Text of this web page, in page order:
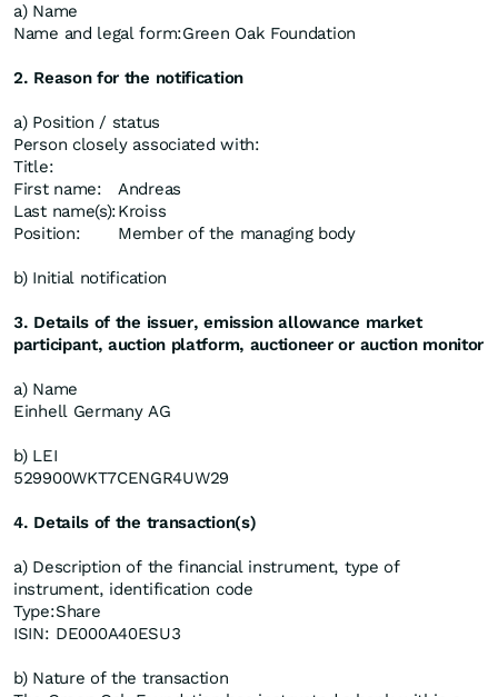
a) Name
Name and legal form:Green Oak Foundation
2. Reason for the notification
a) Position / status
Person closely associated with:
Title:
First name:
Andreas
Last name(s):Kroiss
Position:
Member of the managing body
b) Initial notification
3. Details of the issuer, emission allowance market
participant, auction platform, auctioneer or auction monitor
a) Name
Einhell Germany AG
b) LEI
529900WKT7CENGR4UW29
4. Details of the transaction(s)
a) Description of the financial instrument, type of
instrument, identification code
Type:Share
ISIN: DE000A40ESU3
b) Nature of the transaction